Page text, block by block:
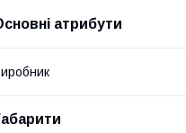
атрибути